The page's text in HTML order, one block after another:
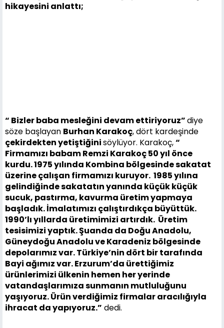
hikayesini anlattı;
“ Bizler baba mesleğini devam ettiriyoruz”diye
söze başlayan Burhan Karakoç, dört kardeşinde
çekirdekten yetiştiğinisöylüyor. Karakoç,“
Firmamızı babam Remzi Karakoç 50 yıl önce
kurdu. 1975 yılında Kombina bölgesinde sakatat
üzerine çalışan firmamızı kuruyor. 1985 yılına
gelindiğinde sakatatın yanında küçük küçük
sucuk, pastırma, kavurma üretim yapmaya
başladık. İmalatımızı çalıştırdıkça büyüttük.
1990’lı yıllarda üretimimizi artırdık. Üretim
tesisimizi yaptık. Şuanda da Doğu Anadolu,
Güneydoğu Anadolu ve Karadeniz bölgesinde
depolarımız var. Türkiye’nin dört bir tarafında
Bayi ağımız var. Erzurum’da ürettiğimiz
ürünlerimizi ülkenin hemen her yerinde
vatandaşlarımıza sunmanın mutluluğunu
yaşıyoruz. Ürün verdiğimiz firmalar aracılığıyla
ihracat da yapıyoruz.” dedi.